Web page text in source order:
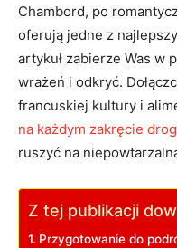
Chambord, po
oferują jedne z
artykuł zabierze Was w
wrażeń i odkryć.
francuskiej kultury i
na każdym zakręcie
ruszyć na
Z tej publikacji
Przygotowanie do